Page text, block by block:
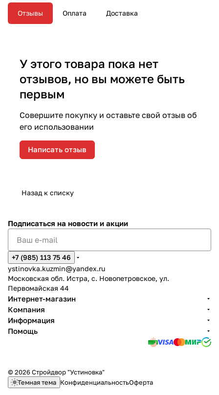
Отзывы Оплата Доставка
У этого товара пока нет
отзывов, но вы можете быть
первым
Совершите покупку и оставьте свой отзыв об
его использовании
Написать отзыв
Назад к списку
Подписаться на новости и акции
+7 (985) 113 75 46
ystinovka.kuzmin@yandex.ru
Московская обл. Истра, с. Новопетровское, ул.
Первомайская 44
Интернет-магазин
Компания
Информация
Помощь
© 2026 Стройдвор "Устиновка"
Темная тема КонфиденциальностьОферта